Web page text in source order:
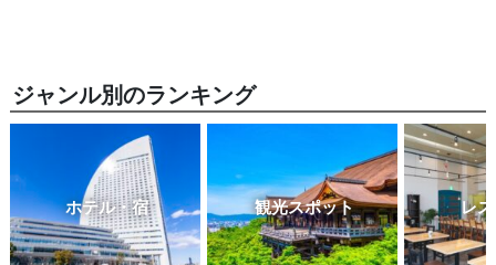
ジャンル別のランキング
ホテル・宿 観光スポット レ